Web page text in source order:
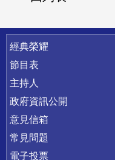
快速連結
經典榮耀
節目表
主持人
政府資訊公開
意見信箱
常見問題
電子投票